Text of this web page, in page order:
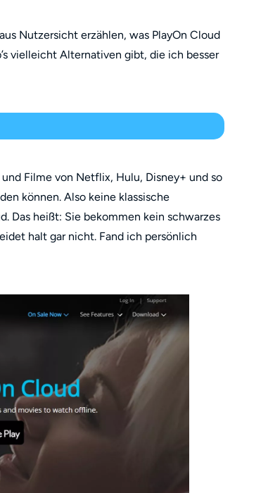
Nutzersicht erzählen, was PlayOn Cloud
vielleicht Alternativen gibt, die ich besser
Filme von Netflix, Hulu, Disney+ und so
können. Also keine klassische
Das heißt: Sie bekommen kein schwarzes
halt gar nicht. Fand ich persönlich